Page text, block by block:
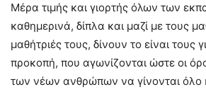
Μέρα τιμής και γιορτής όλων των
καθημερινά, δίπλα και μαζί με τους
μαθήτριές τους, δίνουν το είναι τους
προκοπή, που αγωνίζονται ώστε οι
των νέων ανθρώπων να γίνονται όλο